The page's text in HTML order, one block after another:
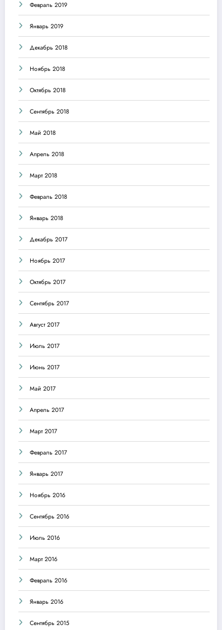
Февраль 2019
Январь 2019
Декабрь 2018
Ноябрь 2018
Октябрь 2018
Сентябрь 2018
Май 2018
Апрель 2018
Март 2018
Февраль 2018
Январь 2018
Декабрь 2017
Ноябрь 2017
Октябрь 2017
Сентябрь 2017
Август 2017
Июль 2017
Июнь 2017
Май 2017
Апрель 2017
Март 2017
Февраль 2017
Январь 2017
Ноябрь 2016
Сентябрь 2016
Июль 2016
Март 2016
Февраль 2016
Январь 2016
Сентябрь 2015